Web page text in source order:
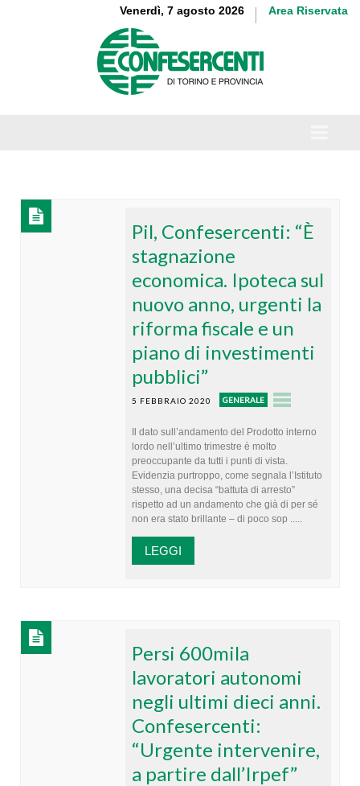
Venerdì, 7 agosto 2026 Area Riservata
Pil, Confesercenti: “È
stagnazione
economica. Ipoteca sul
nuovo anno, urgenti la
riforma fiscale e un
piano di investimenti
pubblici”
5 FEBBRAIO 2020 GENERALE
Il dato sull’andamento del Prodotto interno
lordo nell’ultimo trimestre è molto
preoccupante da tutti i punti di vista.
Evidenzia purtroppo, come segnala l’Istituto
stesso, una decisa “battuta di arresto”
rispetto ad un andamento che già di per sé
non era stato brillante – di poco sop .....
LEGGI
Persi 600mila
lavoratori autonomi
negli ultimi dieci anni.
Confesercenti:
“Urgente intervenire,
a partire dall’Irpef”